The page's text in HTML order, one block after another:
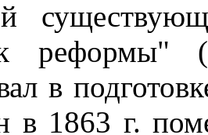
реформы"
в
в 1863 г.